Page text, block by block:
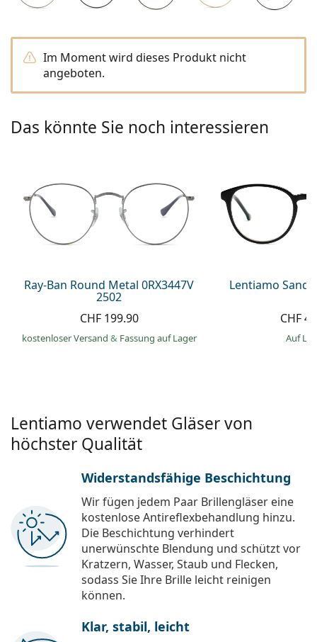
Alle Marken
Prada
Alle Marken
Im Moment wird dieses Produkt nicht
angeboten.
Das könnte Sie noch interessieren
Ray-Ban Round Metal 0RX3447V
2502
CHF 199.90
kostenloser Versand & Fassung auf Lager
Lentiamo
CHF
auf
Lentiamo verwendet Gläser von
höchster Qualität
Widerstandsfähige Beschichtung
Wir fügen jedem Paar Brillengläser eine
kostenlose Antireflexbehandlung hinzu.
Die Beschichtung verhindert
unerwünschte Blendung und schützt vor
Kratzern, Wasser, Staub und Flecken,
sodass Sie Ihre Brille leicht reinigen
können.
Klar, stabil, leicht